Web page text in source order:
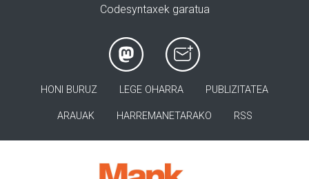
Codesyntaxek garatua
HONI BURUZ LEGE OHARRA PUBLIZITATEA
ARAUAK HARREMANETARAKO RSS